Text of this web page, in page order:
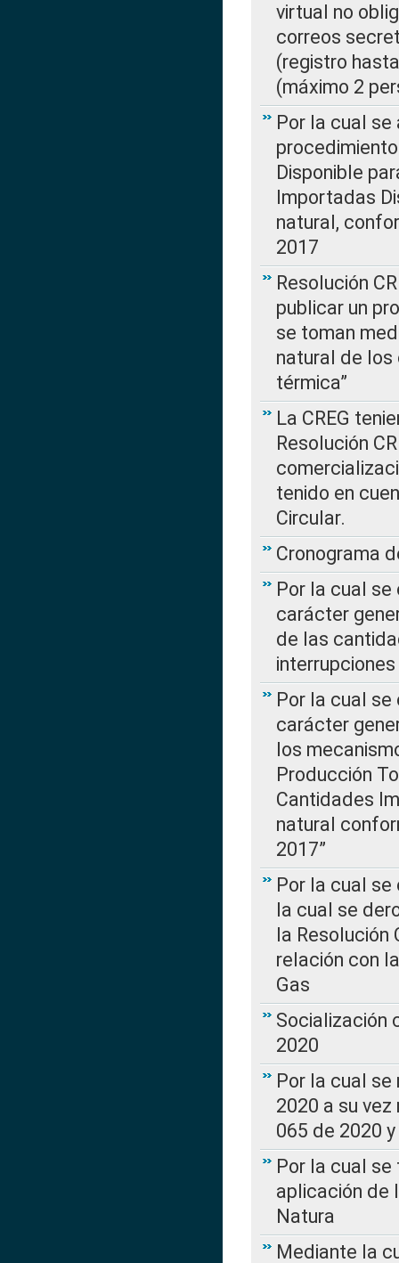
virtual no
correos
(registro
(máximo 2
Por la cual
Disponible
Importadas
natural,
2017
Resolución
publicar un
se toman
natural de los
térmica”
La CREG
Resolución
tenido en
Circular.
Cronograma
Por la cual
carácter
de las
Por la cual
carácter
los
Producción
Cantidades
natural
2017”
Por la cual
la cual se
la Resolución
relación con
Gas
Socialización
2020
Por la cual se
2020 a su
065 de 2020
Por la cual
aplicación de
Natura
Mediante la